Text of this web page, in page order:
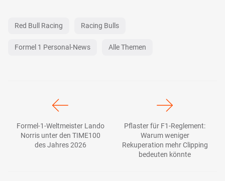
Red Bull Racing Racing Bulls
Formel 1 Personal-News Alle Themen
Formel-1-Weltmeister Lando
Norris unter den TIME100
des Jahres 2026
Pflaster für F1-Reglement:
Warum weniger
Rekuperation mehr Clipping
bedeuten könnte